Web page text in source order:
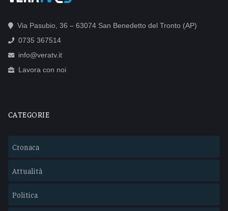
Via Pasubio, 36 – 63074 San Benedetto del Tronto (AP)
0735 367514
info@veratv.it
Lavora con noi
CATEGORIE
Cronaca
Attualità
Politica